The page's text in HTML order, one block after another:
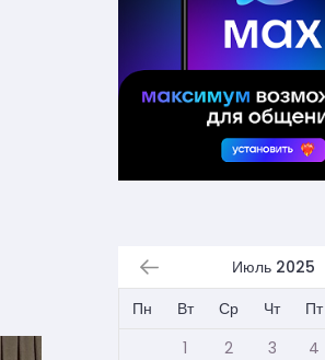
Июль 2025
Пн
Вт Ср Чт Пт
1
2 3 4